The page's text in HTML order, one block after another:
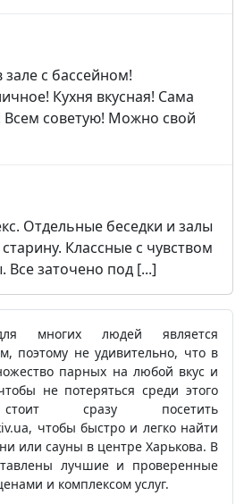
многих людей является
поэтому не удивительно, что в
парных на любой вкус и
не потеряться среди этого
стоит сразу посетить
чтобы быстро и легко найти
или сауны в центре Харькова. В
лучшие и проверенные
и комплексом услуг.
с бассейном!
Кухня вкусная! Сама
Всем советую! Можно свой
Отдельные беседки и залы
Классные с чувством
заточено под [...]